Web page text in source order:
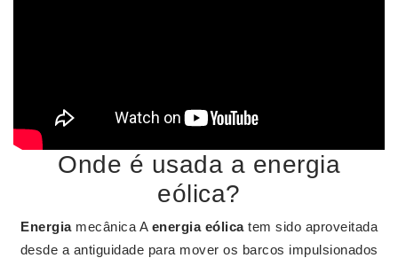
Onde é usada a energia
eólica?
Energiamecânica A energia eólicatem sido aproveitada
desde a antiguidade para mover os barcos impulsionados